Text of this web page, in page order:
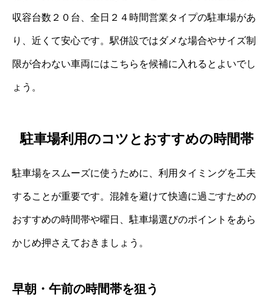
収容台数２０台、全日２４時間営業タイプの駐車場があ
り、近くて安心です。駅併設ではダメな場合やサイズ制
限が合わない車両にはこちらを候補に入れるとよいでし
ょう。
駐車場利用のコツとおすすめの時間帯
駐車場をスムーズに使うために、利用タイミングを工夫
することが重要です。混雑を避けて快適に過ごすための
おすすめの時間帯や曜日、駐車場選びのポイントをあら
かじめ押さえておきましょう。
早朝・午前の時間帯を狙う